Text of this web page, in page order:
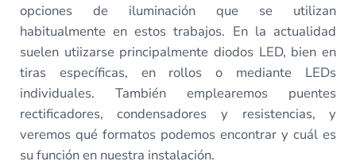
opciones de iluminación que se utilizan
habitualmente en estos trabajos. En la actualidad
suelen utiizarse principalmente diodos LED, bien en
tiras específicas, en rollos o mediante LEDs
individuales. También emplearemos puentes
rectificadores, condensadores y resistencias, y
veremos qué formatos podemos encontrar y cuál es
su función en nuestra instalación.